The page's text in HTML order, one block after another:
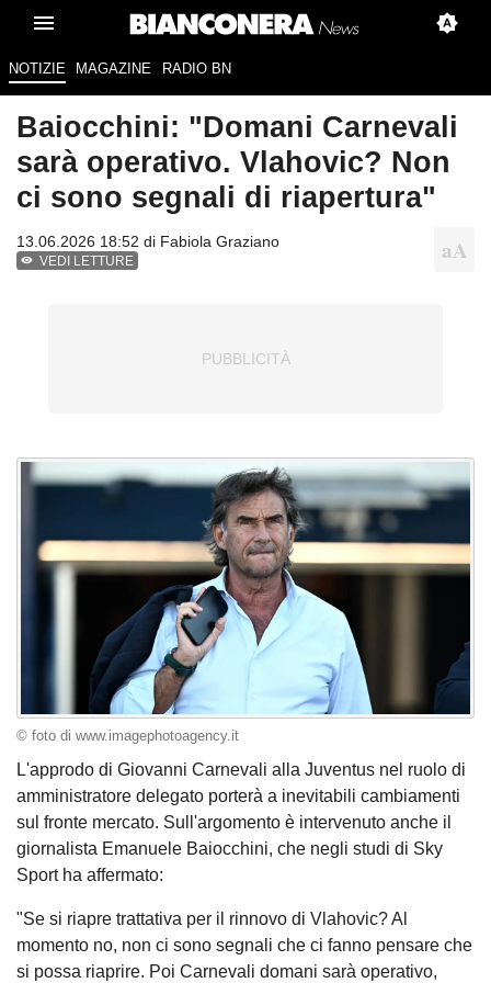
NOTIZIE MAGAZINE RADIO BN
Baiocchini: "Domani Carnevali
sarà operativo. Vlahovic? Non
ci sono segnali di riapertura"
13.06.2026 18:52 di Fabiola Graziano
VEDI LETTURE
© foto di www.imagephotoagency.it
L'approdo di Giovanni Carnevali alla Juventus nel ruolo di
amministratore delegato porterà a inevitabili cambiamenti
sul fronte mercato. Sull'argomento è intervenuto anche il
giornalista Emanuele Baiocchini, che negli studi di Sky
Sport ha affermato:
"Se si riapre trattativa per il rinnovo di Vlahovic? Al
momento no, non ci sono segnali che ci fanno pensare che
si possa riaprire. Poi Carnevali domani sarà operativo,